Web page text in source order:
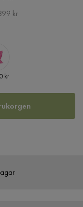
kr
kr